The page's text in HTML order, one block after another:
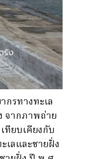
กรทางทะเล
จากภาพถ่าย
ทียบเคียงกับ
เลและชายฝั่ง